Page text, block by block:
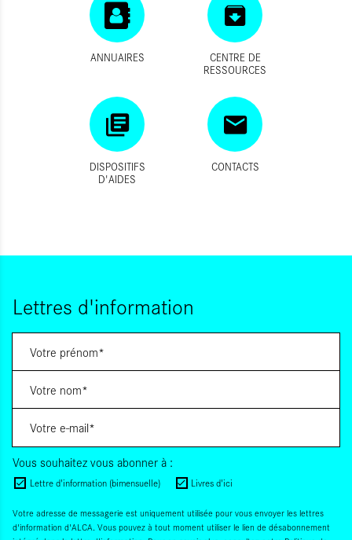
ANNUAIRES
CENTRE DE
RESSOURCES
DISPOSITIFS
D'AIDES
CONTACTS
Lettres d'information
Vous souhaitez vous abonner à :
Lettre d'information (bimensuelle) Livres d'ici
Votre adresse de messagerie est uniquement utilisée pour vous envoyer les lettres
d'information d'ALCA. Vous pouvez à tout moment utiliser le lien de désabonnement